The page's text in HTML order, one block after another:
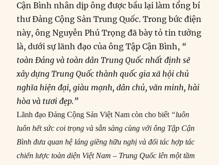
Cận Bình nhân dịp ông được bầu lại làm tổng bí
thư Đảng Cộng Sản Trung Quốc. Trong bức điện
này, ông Nguyễn Phú Trọng đã bày tỏ tin tưởng
là, dưới sự lãnh đạo của ông Tập Cận Bình, “
toàn Đảng và toàn dân Trung Quốc nhất định sẽ
xây dựng Trung Quốc thành quốc gia xã hội chủ
nghĩa hiện đại, giàu mạnh, dân chủ, văn minh, hài
hòa và tươi đẹp.”
Lãnh đạo Đảng Cộng Sản Việt Nam còn cho biết “luôn
luôn hết sức coi trọng và sẵn sàng cùng với ông Tập Cận
Bình đưa quan hệ láng giềng hữu nghị và đối tác hợp tác
chiến lược toàn diện Việt Nam – Trung Quốc lên một tầm